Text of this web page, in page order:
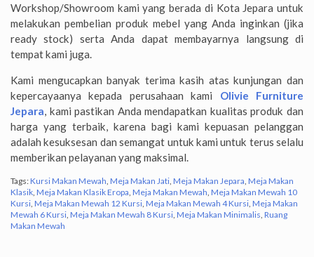
Workshop/Showroom kami yang berada di Kota Jepara untuk
melakukan pembelian produk mebel yang Anda inginkan (jika
ready stock) serta Anda dapat membayarnya langsung di
tempat kami juga.
Kami mengucapkan banyak terima kasih atas kunjungan dan
kepercayaanya kepada perusahaan kami Olivie Furniture
Jepara, kami pastikan Anda mendapatkan kualitas produk dan
harga yang terbaik, karena bagi kami kepuasan pelanggan
adalah kesuksesan dan semangat untuk kami untuk terus selalu
memberikan pelayanan yang maksimal.
Tags:Kursi Makan Mewah, Meja Makan Jati, Meja Makan Jepara, Meja Makan
Klasik, Meja Makan Klasik Eropa, Meja Makan Mewah, Meja Makan Mewah 10
Kursi, Meja Makan Mewah 12 Kursi, Meja Makan Mewah 4 Kursi, Meja Makan
Mewah 6 Kursi, Meja Makan Mewah 8 Kursi, Meja Makan Minimalis, Ruang
Makan Mewah